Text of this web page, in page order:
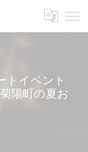
トイベント
陽町の夏お